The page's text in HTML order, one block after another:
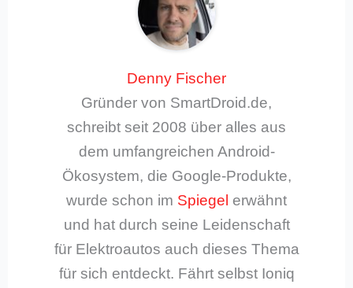
Denny Fischer
Gründer von SmartDroid.de,
schreibt seit 2008 über alles aus
dem umfangreichen Android-
Ökosystem, die Google-Produkte,
wurde schon im Spiegel erwähnt
und hat durch seine Leidenschaft
für Elektroautos auch dieses Thema
für sich entdeckt. Fährt selbst Ioniq